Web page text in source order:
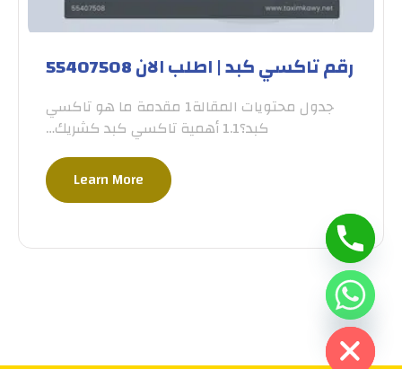
رقم تاكسي كبد | اطلب الان 55407508
جدول محتويات المقالة1 مقدمة ما هو تاكسي
كبد؟1.1 أهمية تاكسي كبد كشريك…
Learn More
Hide